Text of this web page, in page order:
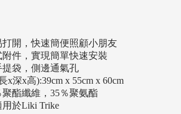
開，快速簡便照顧小朋友
件，實現簡單快速安裝
袋，側邊通氣孔
x深x高):39cm x 55cm x 60cm
酯纖維，35％聚氨酯
於Liki Trike